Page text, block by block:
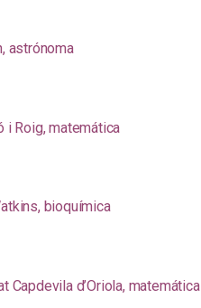
astrónoma
i Roig, matemática
bioquímica
Capdevila d’Oriola, matemática